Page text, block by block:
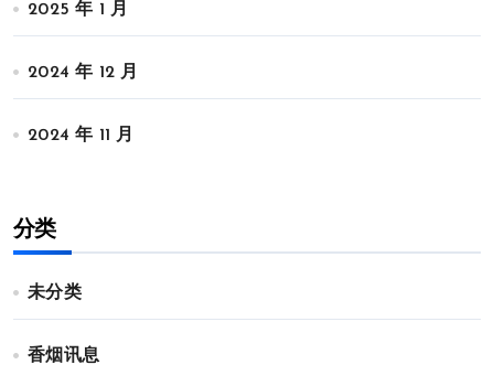
2025 年 1 月
2024 年 12 月
2024 年 11 月
分类
未分类
香烟讯息